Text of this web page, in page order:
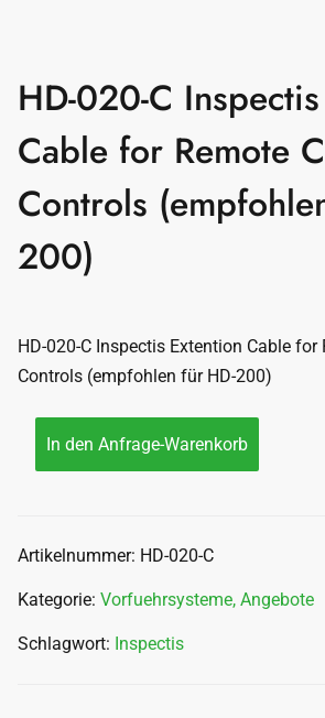
HD-020-C
Cable for Remote
Controls
200)
HD-020-C Inspectis Extention Cable for
Controls (empfohlen für HD-200)
In den Anfrage-Warenkorb
Artikelnummer: HD-020-C
Kategorie: Vorfuehrsysteme, Angebote
Schlagwort: Inspectis